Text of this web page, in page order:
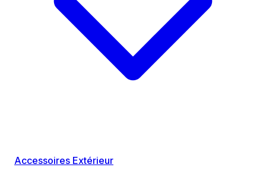
Accessoires Extérieur